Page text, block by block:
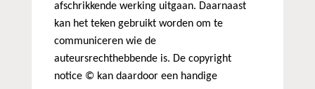
afschrikkende werking uitgaan. Daarnaast
kan het teken gebruikt worden om te
communiceren wie de
auteursrechthebbende is. De copyright
notice © kan daardoor een handige